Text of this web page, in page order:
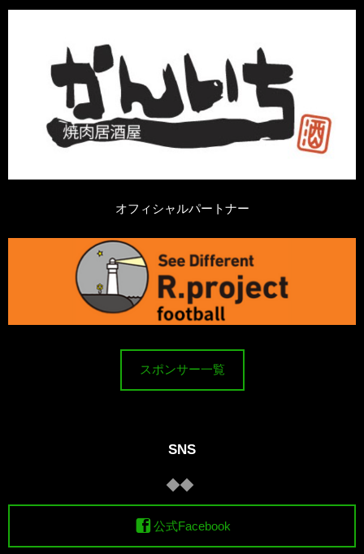
オフィシャルパートナー
スポンサー一覧
SNS
公式Facebook